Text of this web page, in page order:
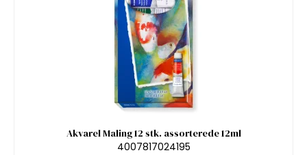
Akvarel Maling 12 stk. assorterede 12ml
4007817024195